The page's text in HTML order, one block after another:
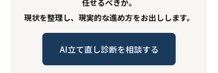
任せるべきか。
現状を整理し、現実的な進め方をお出しします。
AI立て直し診断を相談する